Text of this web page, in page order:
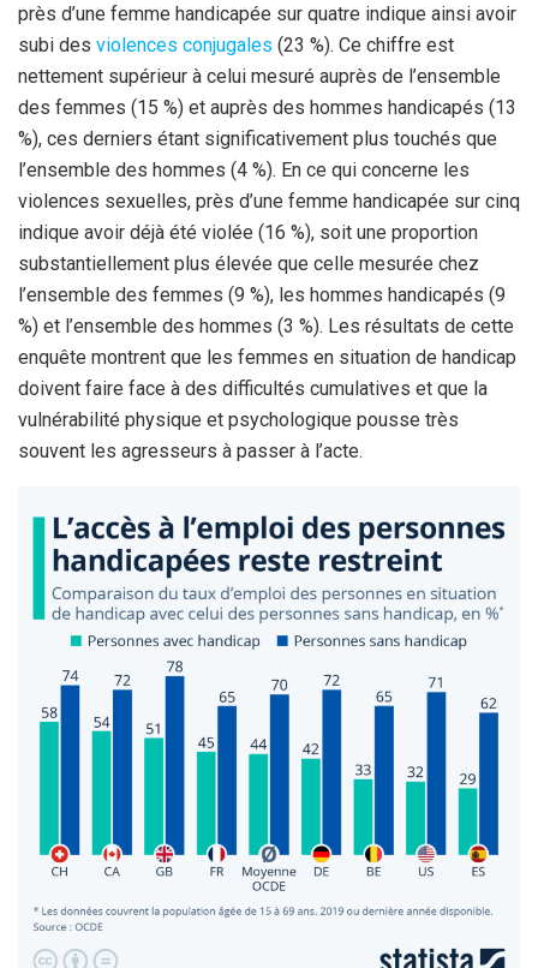
près d’une femme handicapée sur quatre indique ainsi avoir
subi des violences conjugales (23 %). Ce chiffre est
nettement supérieur à celui mesuré auprès de l’ensemble
des femmes (15 %) et auprès des hommes handicapés (13
%), ces derniers étant significativement plus touchés que
l’ensemble des hommes (4 %). En ce qui concerne les
violences sexuelles, près d’une femme handicapée sur cinq
indique avoir déjà été violée (16 %), soit une proportion
substantiellement plus élevée que celle mesurée chez
l’ensemble des femmes (9 %), les hommes handicapés (9
%) et l’ensemble des hommes (3 %). Les résultats de cette
enquête montrent que les femmes en situation de handicap
doivent faire face à des difficultés cumulatives et que la
vulnérabilité physique et psychologique pousse très
souvent les agresseurs à passer à l’acte.